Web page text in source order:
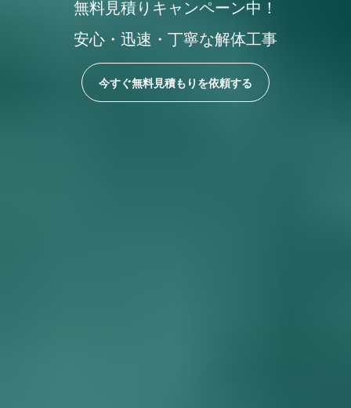
無料見積りキャンペーン中！
安心・迅速・丁寧な解体工事
今すぐ無料見積もりを依頼する